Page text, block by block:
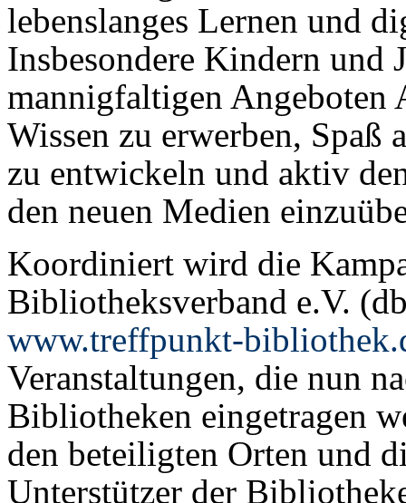
lebenslanges Lernen und
Insbesondere Kindern und
mannigfaltigen Angeboten
Wissen zu erwerben, Spaß
zu entwickeln und aktiv
den neuen Medien
Koordiniert wird die
Bibliotheksverband e.V.
www.treffpunkt-
Veranstaltungen, die nun
Bibliotheken eingetragen
den beteiligten Orten und
Unterstützer der